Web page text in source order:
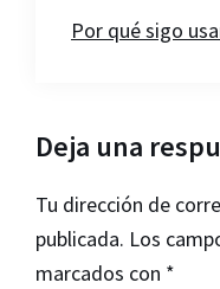
Por qué sigo
Interacciones
con
los
lectores
Deja una
Tu dirección de
publicada. Los
marcados con *